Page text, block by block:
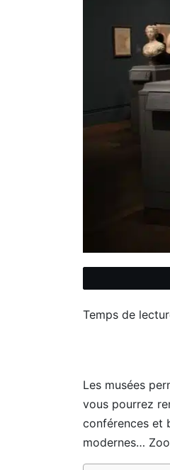
Temps de
Les musées
vous pourrez
conférences et
modernes…